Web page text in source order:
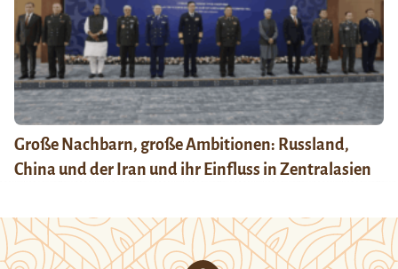
Große Nachbarn, große Ambitionen: Russland,
China und der Iran und ihr Einfluss in Zentralasien